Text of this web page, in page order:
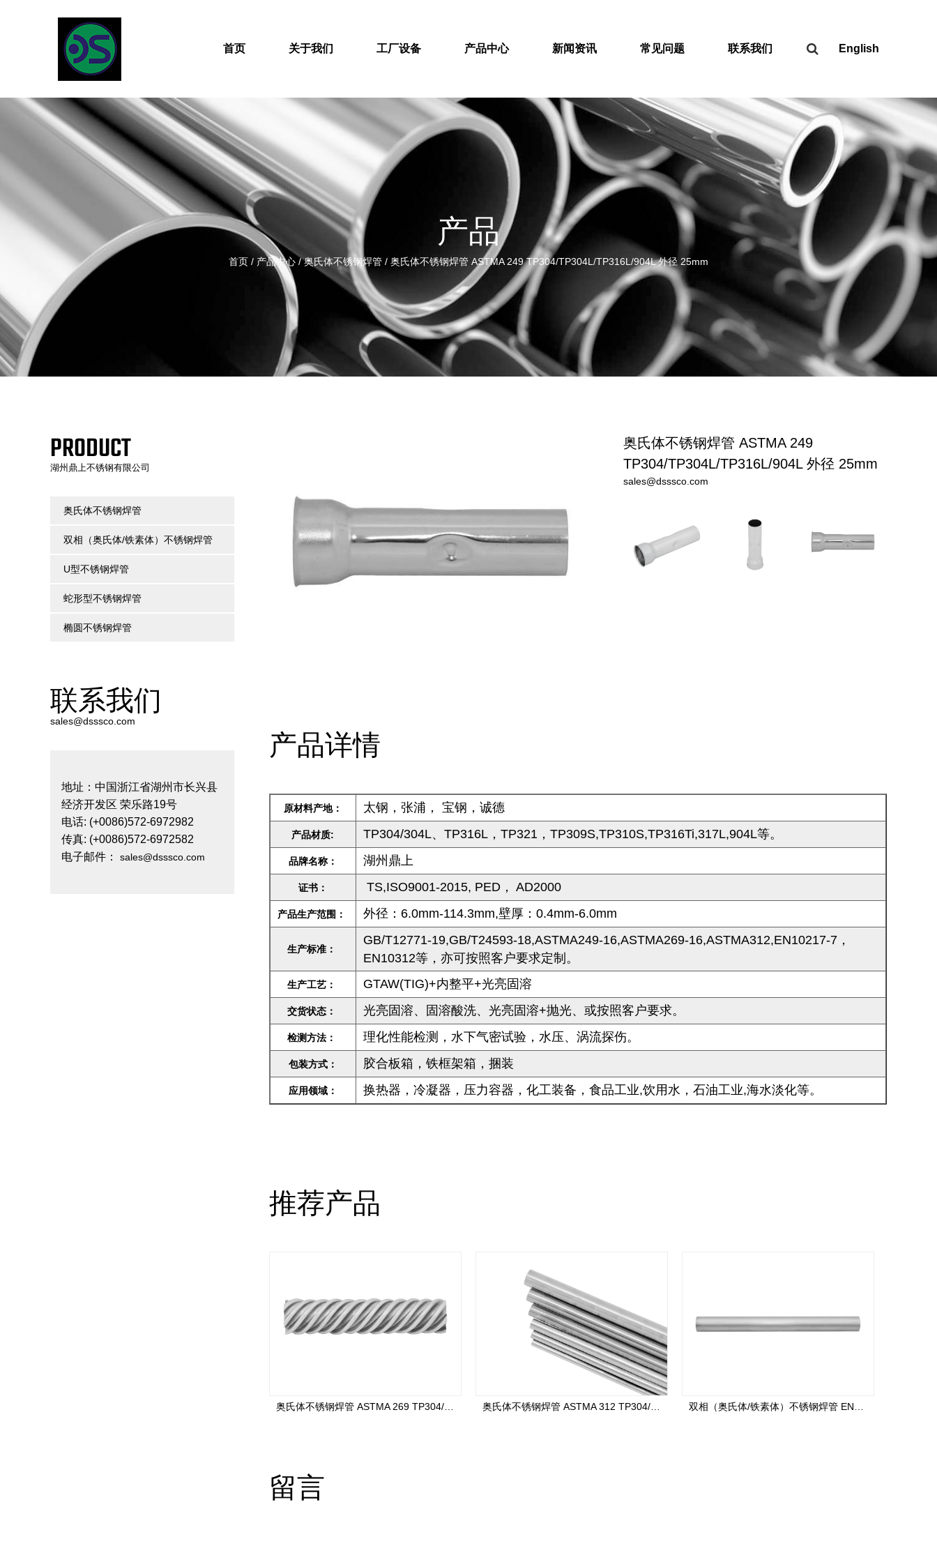
首页 关于我们 工厂设备 产品中心 新闻资讯 常见问题 联系我们 English
产品
首页 / 产品中心 /奥氏体不锈钢焊管 / 奥氏体不锈钢焊管 ASTMA 249 TP304/TP304L/TP316L/904L 外径 25mm
PRODUCT
湖州鼎上不锈钢有限公司
奥氏体不锈钢焊管
双相（奥氏体/铁素体）不锈钢焊管
U型不锈钢焊管
蛇形型不锈钢焊管
椭圆不锈钢焊管
联系我们
sales@dsssco.com
地址：中国浙江省湖州市长兴县
经济开发区 荣乐路19号
电话: (+0086)572-6972982
传真: (+0086)572-6972582
电子邮件： sales@dsssco.com
奥氏体不锈钢焊管 ASTMA 249
TP304/TP304L/TP316L/904L 外径 25mm
sales@dsssco.com
产品详情
原材料产地： 太钢，张浦， 宝钢，诚德
产品材质: TP304/304L、TP316L，TP321，TP309S,TP310S,TP316Ti,317L,904L等。
品牌名称： 湖州鼎上
证书： TS,ISO9001-2015, PED， AD2000
产品生产范围： 外径：6.0mm-114.3mm,壁厚：0.4mm-6.0mm
生产标准：
GB/T12771-19,GB/T24593-18,ASTMA249-16,ASTMA269-16,ASTMA312,EN10217-7，
EN10312等，亦可按照客户要求定制。
生产工艺： GTAW(TIG)+内整平+光亮固溶
交货状态： 光亮固溶、固溶酸洗、光亮固溶+抛光、或按照客户要求。
检测方法： 理化性能检测，水下气密试验，水压、涡流探伤。
包装方式： 胶合板箱，铁框架箱，捆装
应用领域： 换热器，冷凝器，压力容器，化工装备，食品工业,饮用水，石油工业,海水淡化等。
推荐产品
奥氏体不锈钢焊管 ASTMA 269 TP304/TP304L/TP316L/TP316Ti 外径 38.1mm 奥氏体不锈钢焊管 ASTMA 312 TP304/TP304L/TP 316L/TP316Ti 外径 6.35-114.3mm 双相（奥氏体/铁素体）不锈钢焊管 EN10217-7 S31803/S32205/S32750 /1.4462 外径 25mm
留言